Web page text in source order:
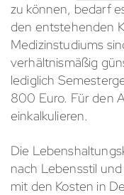
zu können, bedarf
den entstehenden
Medizinstudiums
verhältnismäßig
lediglich
800 Euro. Für den
einkalkulieren.
Die
nach Lebensstil
mit den Kosten in